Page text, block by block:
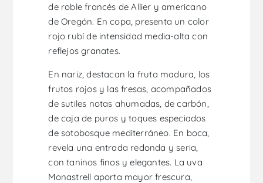
de roble francés de Allier y americano
de Oregón. En copa, presenta un color
rojo rubí de intensidad media-alta con
reflejos granates.
En nariz, destacan la fruta madura, los
frutos rojos y las fresas, acompañados
de sutiles notas ahumadas, de carbón,
de caja de puros y toques especiados
de sotobosque mediterráneo. En boca,
revela una entrada redonda y seria,
con taninos finos y elegantes. La uva
Monastrell aporta mayor frescura,